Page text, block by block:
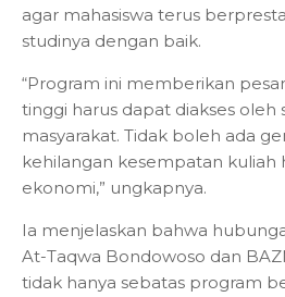
agar mahasiswa terus
studinya dengan baik.
“Program ini memberikan
tinggi harus dapat diakses oleh
masyarakat. Tidak boleh ada
kehilangan kesempatan kuliah
ekonomi,” ungkapnya.
Ia menjelaskan bahwa
At-Taqwa Bondowoso dan
tidak hanya sebatas program